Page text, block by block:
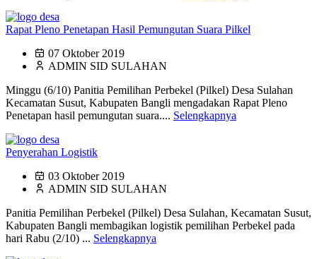
Rapat Pleno Penetapan Hasil Pemungutan Suara Pilkel
07 Oktober 2019
ADMIN SID SULAHAN
Minggu (6/10) Panitia Pemilihan Perbekel (Pilkel) Desa Sulahan
Kecamatan Susut, Kabupaten Bangli mengadakan Rapat Pleno
Penetapan hasil pemungutan suara.... Selengkapnya
Penyerahan Logistik
03 Oktober 2019
ADMIN SID SULAHAN
Panitia Pemilihan Perbekel (Pilkel) Desa Sulahan, Kecamatan Susut,
Kabupaten Bangli membagikan logistik pemilihan Perbekel pada
hari Rabu (2/10) ... Selengkapnya